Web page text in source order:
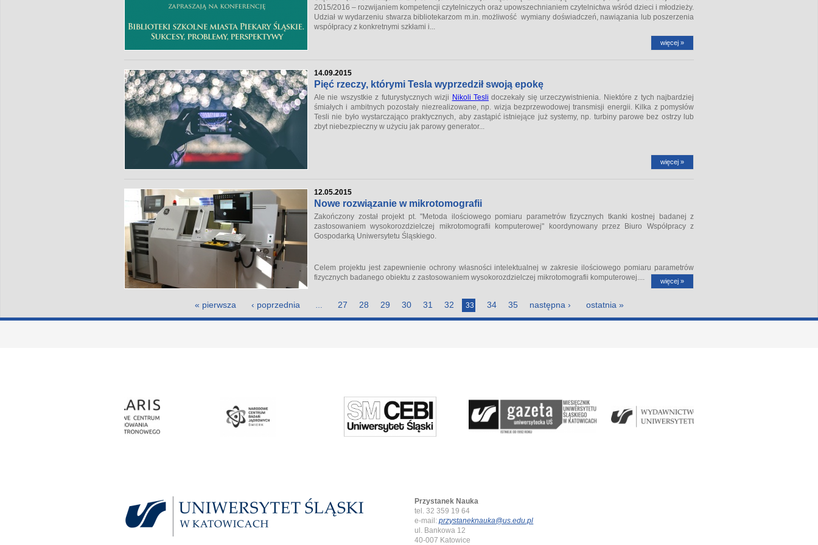
2015/2016 – rozwijaniem kompetencji czytelniczych oraz upowszechnianiem czytelnictwa wśród dzieci i młodzieży.
Udział w wydarzeniu stwarza bibliotekarzom m.in. możliwość wymiany doświadczeń, nawiązania lub poszerzenia
współpracy z konkretnymi szkłami i...
więcej »
14.09.2015
Pięć rzeczy, którymi Tesla wyprzedził swoją epokę
Ale nie wszystkie z futurystycznych wizji Nikoli Tesli doczekały się urzeczywistnienia. Niektóre z tych najbardziej
śmiałych i ambitnych pozostały niezrealizowane, np. wizja bezprzewodowej transmisji energii. Kilka z pomysłów
Tesli nie było wystarczająco praktycznych, aby zastąpić istniejące już systemy, np. turbiny parowe bez ostrzy lub
zbyt niebezpieczny w użyciu jak parowy generator...
więcej »
12.05.2015
Nowe rozwiązanie w mikrotomografii
Zakończony został projekt pt. "Metoda ilościowego pomiaru parametrów fizycznych tkanki kostnej badanej z
zastosowaniem wysokorozdzielczej mikrotomografii komputerowej" koordynowany przez Biuro Współpracy z
Gospodarką Uniwersytetu Śląskiego.
Celem projektu jest zapewnienie ochrony własności intelektualnej w zakresie ilościowego pomiaru parametrów
fizycznych badanego obiektu z zastosowaniem wysokorozdzielczej mikrotomografii komputerowej....
więcej »
« pierwsza ‹ poprzednia 27 28 29 30 31 32 33 34 35 następna › ostatnia »
Przystanek Nauka
tel. 32 359 19 64
e-mail:przystaneknauka@us.edu.pl
ul. Bankowa 12
40-007 Katowice